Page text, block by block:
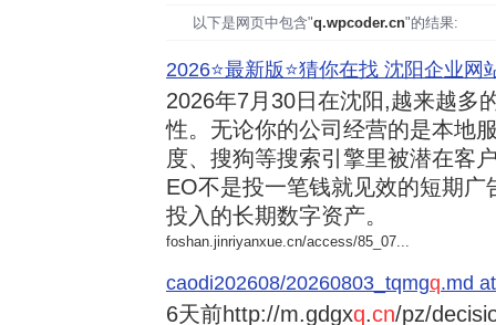
以下是网页中包含"q.wpcoder.cn"的结果:
2026⭐️最新版⭐️猜你在找 沈阳企业网
2026年7月30日在沈阳,越来越多
性。无论你的公司经营的是本地
度、搜狗等搜索引擎里被潜在客
EO不是投一笔钱就见效的短期
投入的长期数字资产。
foshan.jinriyanxue.cn/access/85_07...
caodi202608/20260803_tqmgq.md
6天前http://m.gdgxq.cn/pz/